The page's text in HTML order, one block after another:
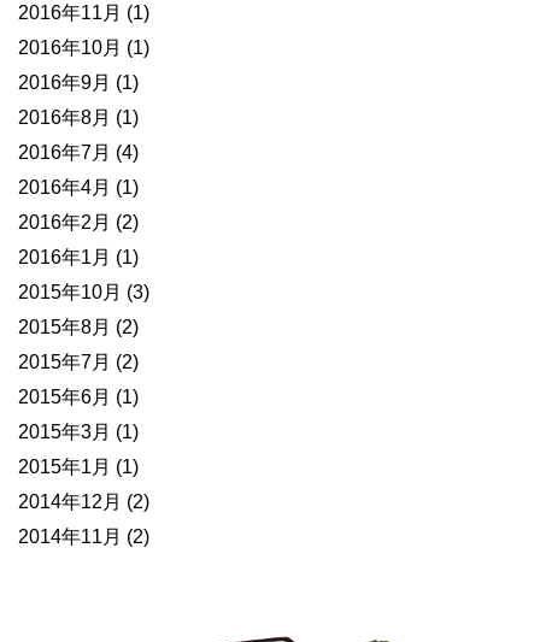
2016年11月 (1)
2016年10月 (1)
2016年9月 (1)
2016年8月 (1)
2016年7月 (4)
2016年4月 (1)
2016年2月 (2)
2016年1月 (1)
2015年10月 (3)
2015年8月 (2)
2015年7月 (2)
2015年6月 (1)
2015年3月 (1)
2015年1月 (1)
2014年12月 (2)
2014年11月 (2)